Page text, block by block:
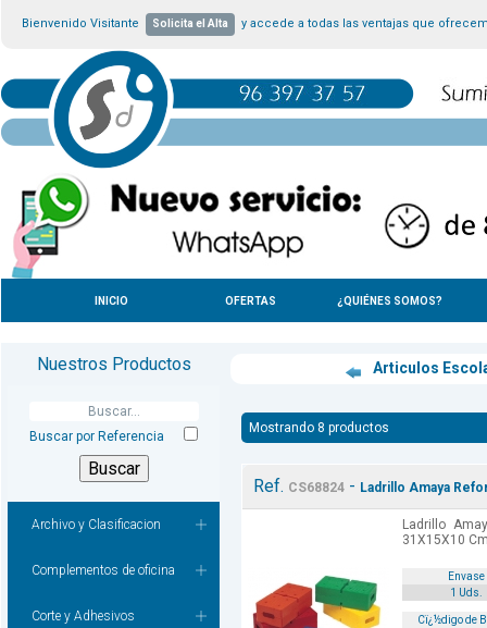
Bienvenido Visitante Solicita el Alta y accede a todas las ventajas que
INICIO OFERTAS ¿QUIÉNES SOMOS?
Nuestros Productos
Buscar por Referencia
Archivo y Clasificacion
Complementos de oficina
Corte y Adhesivos
Articulos
Mostrando 8 productos
Ref. CS68824 - Ladrillo Amaya
Ladrillo
31X15X10
Envase
1 Uds.
Cï¿½digo de